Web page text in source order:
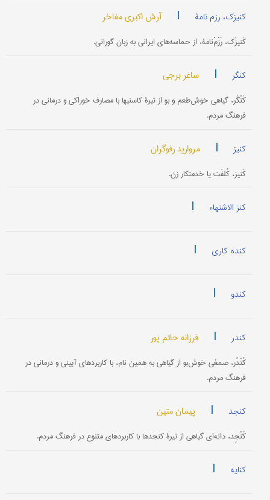
کنیزک، رزم نامۀ | آرش اکبری مفاخر
کَنیزَک، رَزْمْ‌نامۀ، از حماسه‌های ایرانی به زبان گورانی.
کنگر | ساغر برجی
کَنْگَر، گیاهی خوش‌طعم و بو از تیرۀ کاسنیها با مصارف خوراکی و درمانی در
فرهنگ مردم.
کنیز | مروارید رفوگران
کَنیز، کُلفَت یا خدمتکار زن.
کنز الاشتهاء |
کنده کاری |
کندو |
کندر | فرزانه حاتم پور
کُنْدُر، صمغی خوش‌بو از گیاهی به همین نام، با کاربردهای آیینی و درمانی در
فرهنگ مردم.
کنجد | پیمان متین
کُنْجِد، دانه‌ای گیاهی از تیرۀ کنجدها با کاربردهای متنوع در فرهنگ مردم.
کنایه |